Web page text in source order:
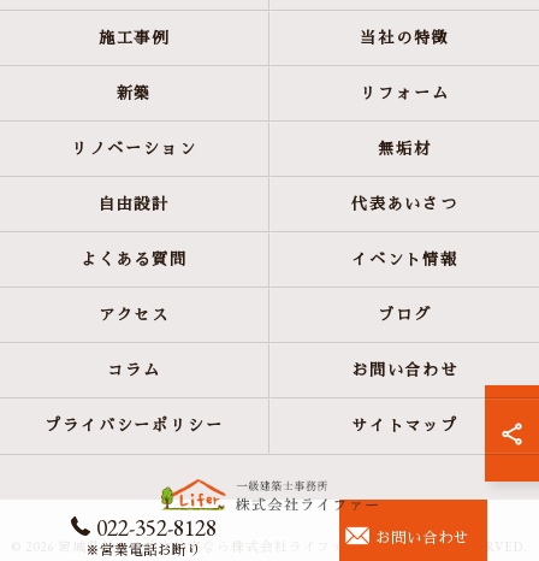
022-352-8128
※営業電話お断り
お問い合わせ
施工事例 当社の特徴
新築 リフォーム
リノベーション 無垢材
自由設計 代表あいさつ
よくある質問 イベント情報
アクセス ブログ
コラム お問い合わせ
プライバシーポリシー サイトマップ
© 2026 宮城県仙台の注文住宅なら株式会社ライファー ALL RIGHTS RESERVED.